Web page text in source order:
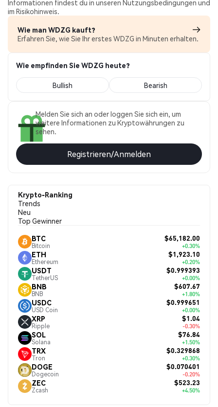
Informationen findest du in unseren Nutzungsbedingungen und
im Risikohinweis.
Wie man WDZG kauft?
Erfahren Sie, wie Sie Ihr erstes WDZG in Minuten erhalten.
Wie empfinden Sie WDZG heute?
Bullish Bearish
Melden Sie sich an oder loggen Sie sich ein, um
weitere Informationen zu Kryptowährungen zu
sehen.
Registrieren/Anmelden
Krypto-Ranking
Trends
Neu
Top Gewinner
BTC
Bitcoin
$65,182.00
+0.30%
ETH
Ethereum
$1,923.10
+0.20%
USDT
TetherUS
$0.999393
+0.00%
BNB
BNB
$607.67
+1.80%
USDC
USD Coin
$0.999651
+0.00%
XRP
Ripple
$1.04
-0.30%
SOL
Solana
$76.84
+1.50%
TRX
Tron
$0.329868
+0.30%
DOGE
Dogecoin
$0.070401
-0.20%
ZEC
Zcash
$523.23
+4.50%